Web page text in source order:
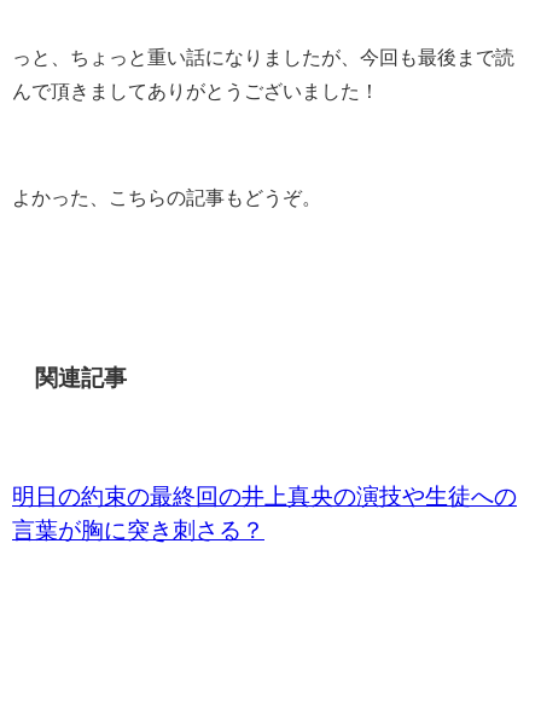
っと、ちょっと重い話になりましたが、今回も最後まで読
んで頂きましてありがとうございました！
よかった、こちらの記事もどうぞ。
関連記事
明日の約束の最終回の井上真央の演技や生徒への
言葉が胸に突き刺さる？